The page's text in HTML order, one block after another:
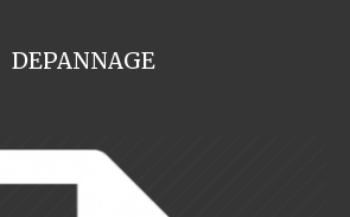
DEPANNAGE